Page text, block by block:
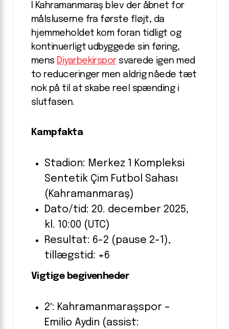
I Kahramanmaraş blev der åbnet for
målsluserne fra første fløjt, da
hjemmeholdet kom foran tidligt og
kontinuerligt udbyggede sin føring,
mens Diyarbekirsporsvarede igen med
to reduceringer men aldrig nåede tæt
nok på til at skabe reel spænding i
slutfasen.
Kampfakta
Stadion: Merkez 1 Kompleksi
Sentetik Çim Futbol Sahası
(Kahramanmaraş)
Dato/tid: 20. december 2025,
kl. 10:00 (UTC)
Resultat: 6-2 (pause 2-1),
tillægstid: +6
Vigtige begivenheder
2′: Kahramanmaraşspor –
Emilio Aydin (assist: